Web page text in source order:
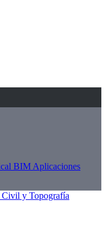
BIM Aplicaciones
Civil y Topografía